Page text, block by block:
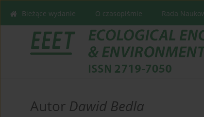
Bieżące wydanie O czasopiśmie Rada
Autor Dawid Bedla